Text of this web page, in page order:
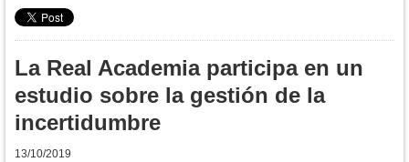
La Real Academia participa en un
estudio sobre la gestión de la
incertidumbre
13/10/2019